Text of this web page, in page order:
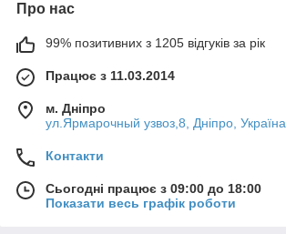
Про нас
99% позитивних з 1205 відгуків за рік
Працює з 11.03.2014
м. Дніпро
ул.Ярмарочный узвоз,8, Дніпро, Україна
Контакти
Сьогодні працює з 09:00 до 18:00
Показати весь графік роботи